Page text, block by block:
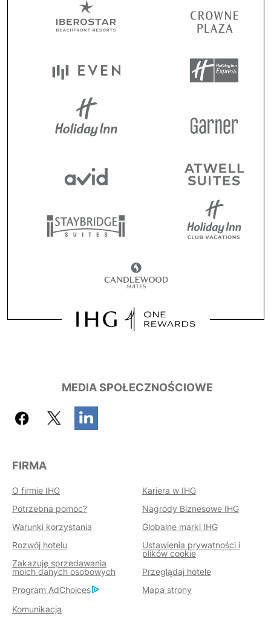
MEDIA SPOŁECZNOŚCIOWE
FIRMA
O firmie IHG
Kariera w IHG
Potrzebna pomoc?
Nagrody Biznesowe IHG
Warunki korzystania
Globalne marki IHG
Rozwój hotelu
Ustawienia prywatności i
plików cookie
Zakazuję sprzedawania
moich danych osobowych
Przeglądaj hotele
Program AdChoices
Mapa strony
Komunikacja